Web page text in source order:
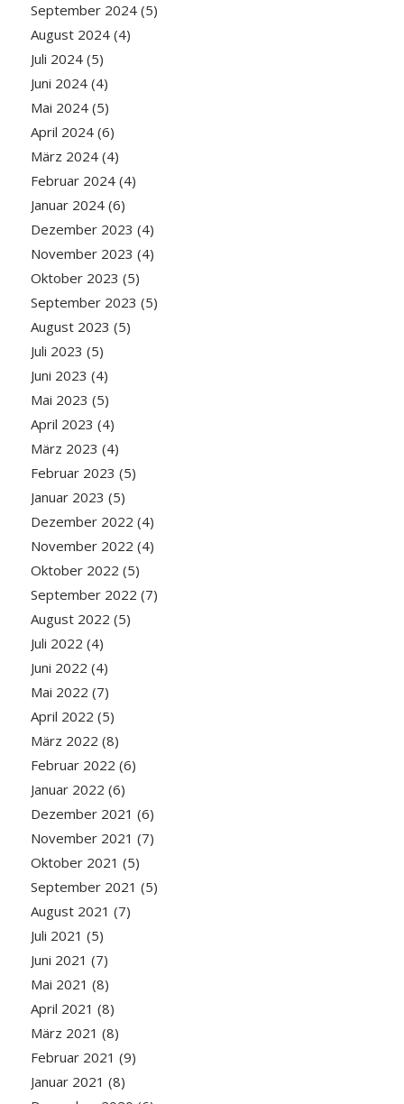
September 2024(5)
August 2024(4)
Juli 2024(5)
Juni 2024(4)
Mai 2024(5)
April 2024(6)
März 2024(4)
Februar 2024(4)
Januar 2024(6)
Dezember 2023 (4)
November 2023 (4)
Oktober 2023 (5)
September 2023 (5)
August 2023 (5)
Juli 2023 (5)
Juni 2023 (4)
Mai 2023 (5)
April 2023 (4)
März 2023 (4)
Februar 2023 (5)
Januar 2023 (5)
Dezember 2022 (4)
November 2022 (4)
Oktober 2022 (5)
September 2022 (7)
August 2022 (5)
Juli 2022 (4)
Juni 2022 (4)
Mai 2022 (7)
April 2022 (5)
März 2022 (8)
Februar 2022 (6)
Januar 2022 (6)
Dezember 2021 (6)
November 2021 (7)
Oktober 2021 (5)
September 2021 (5)
August 2021 (7)
Juli 2021 (5)
Juni 2021 (7)
Mai 2021 (8)
April 2021 (8)
März 2021 (8)
Februar 2021 (9)
Januar 2021 (8)